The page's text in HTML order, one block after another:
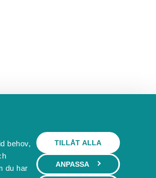
behov,
du har
TILLÅT ALLA
ANPASSA